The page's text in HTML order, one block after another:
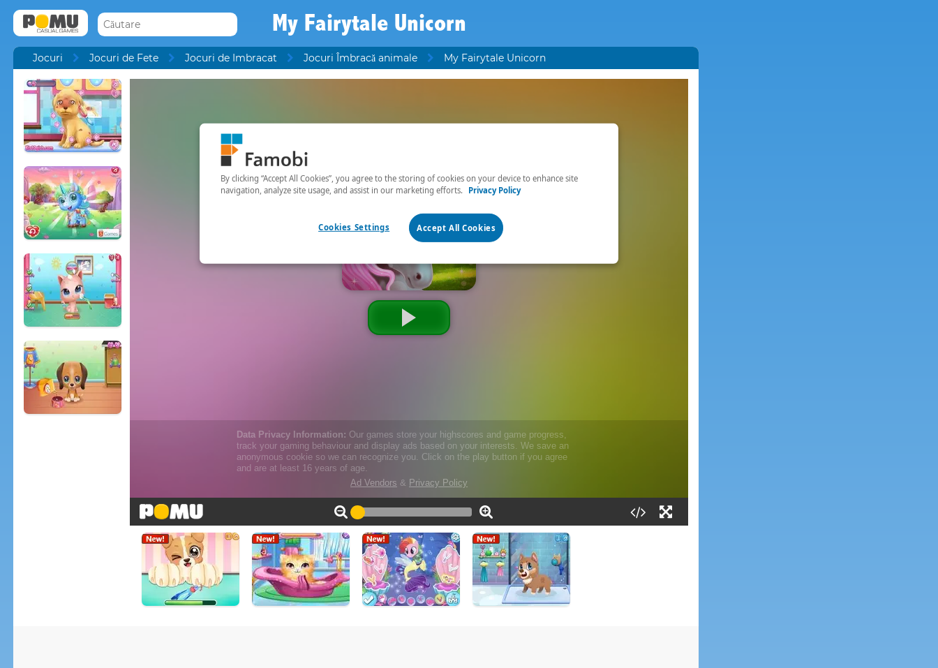
My Fairytale Unicorn
Jocuri Jocuri de Fete Jocuri de Imbracat Jocuri Îmbracă animale My Fairytale Unicorn